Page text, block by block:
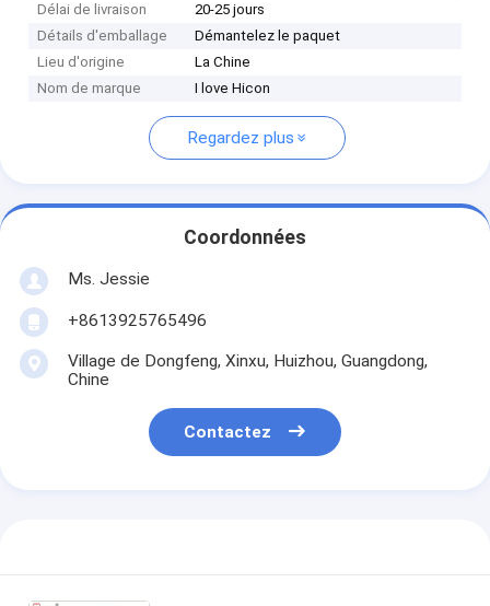
Délai de livraison
20-25 jours
Détails d'emballage
Démantelez le paquet
Lieu d'origine
La Chine
Nom de marque
I love Hicon
Regardez plus
Coordonnées
Ms. Jessie
+8613925765496
Village de Dongfeng, Xinxu, Huizhou, Guangdong,
Chine
Contactez